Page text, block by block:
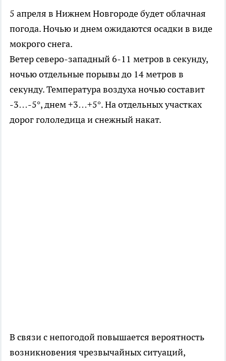
5 апреля в Нижнем Новгороде будет облачная
погода. Ночью и днем ожидаются осадки в виде
мокрого снега.
Ветер северо-западный 6-11 метров в секунду,
ночью отдельные порывы до 14 метров в
секунду. Температура воздуха ночью составит
-3…-5°, днем +3…+5°. На отдельных участках
дорог гололедица и снежный накат.
В связи с непогодой повышается вероятность
возникновения чрезвычайных ситуаций,